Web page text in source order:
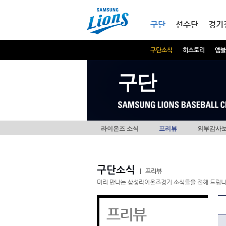
구단
구단소식 히스토리 엠
선수단 경기
구단
라이온즈 소식 프리뷰 외부감사
구단소식
프리뷰
미리 만나는 삼성라이온즈경기 소식들을 전해 드립
프리뷰